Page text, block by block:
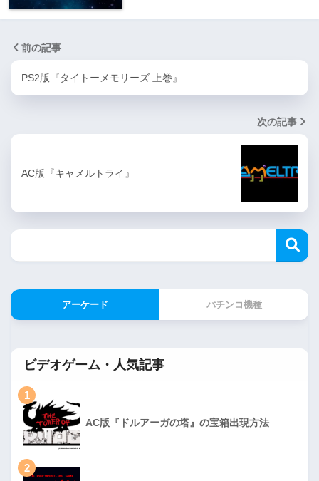
前の記事
PS2版『タイトーメモリーズ 上巻』
次の記事
AC版『キャメルトライ』
アーケード パチンコ機種
ビデオゲーム・人気記事
1
AC版『ドルアーガの塔』の宝箱出現方法
2